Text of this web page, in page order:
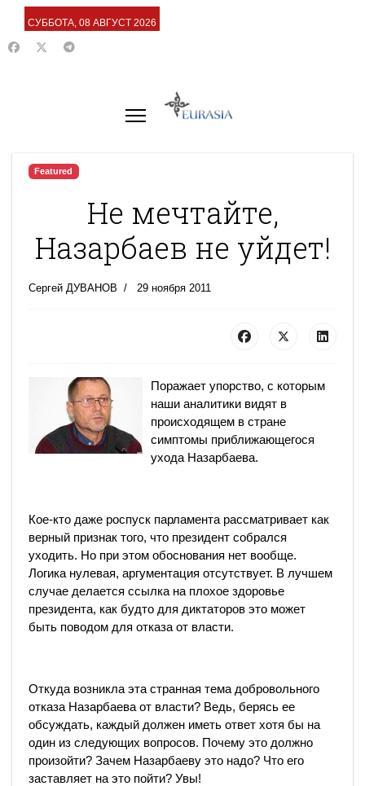
СУББОТА, 08 АВГУСТ 2026
Featured
Не мечтайте,
Назарбаев не уйдет!
Сергей ДУВАНОВ 29 ноября 2011
Поражает упорство, с которым
наши аналитики видят в
происходящем в стране
симптомы приближающегося
ухода Назарбаева.
Кое-кто даже роспуск парламента рассматривает как
верный признак того, что президент собрался
уходить. Но при этом обоснования нет вообще.
Логика нулевая, аргументация отсутствует. В лучшем
случае делается ссылка на плохое здоровье
президента, как будто для диктаторов это может
быть поводом для отказа от власти.
Откуда возникла эта странная тема добровольного
отказа Назарбаева от власти? Ведь, берясь ее
обсуждать, каждый должен иметь ответ хотя бы на
один из следующих вопросов. Почему это должно
произойти? Зачем Назарбаеву это надо? Что его
заставляет на это пойти? Увы!